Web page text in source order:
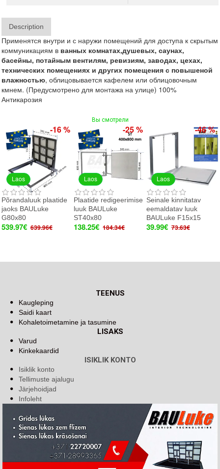
Description
Применятся внутри и с наружи помещений для доступа к скрытым
коммуникациям в ванных комнатах,душевых, саунах,
басейны, потайным вентилям, ревизиям, заводах, цехах,
технических помещениях и других помещения с повышеной
влажностью, облицовывается кафелем или облицовочным
кмнем. (Предусмотрено для монтажа на улице) 100%
Антикарозия
Вы смотрели
Laos
-16 %
Põrandaluuk plaatide
jaoks BAULuke
G80x80
539.97€ 639.96€
Laos
-25 %
Plaatide redigeerimise
luuk BAULuke
ST40x80
138.25€ 184.34€
Laos
-46 %
Seinale kinnitatav
eemaldatav luuk
BAULuke F15x15
39.99€ 73.63€
TEENUS
Kaugleping
Saidi kaart
Kohaletoimetamine ja tasumine
LISAKS
Varud
Kinkekaardid
ISIKLIK KONTO
Isiklik konto
Tellimuste ajalugu
Järjehoidjad
Infoleht